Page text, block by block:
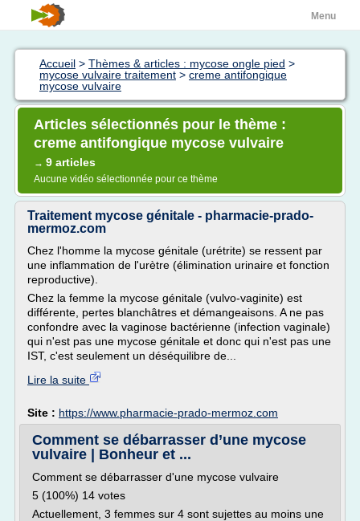
Menu
Accueil > Thèmes & articles : mycose ongle pied >
mycose vulvaire traitement > creme antifongique
mycose vulvaire
Articles sélectionnés pour le thème :
creme antifongique mycose vulvaire
→ 9 articles
Aucune vidéo sélectionnée pour ce thème
Traitement mycose génitale - pharmacie-prado-
mermoz.com
Chez l'homme la mycose génitale (urétrite) se ressent par
une inflammation de l'urètre (élimination urinaire et fonction
reproductive).
Chez la femme la mycose génitale (vulvo-vaginite) est
différente, pertes blanchâtres et démangeaisons. A ne pas
confondre avec la vaginose bactérienne (infection vaginale)
qui n'est pas une mycose génitale et donc qui n'est pas une
IST, c'est seulement un déséquilibre de...
Lire la suite
Site : https://www.pharmacie-prado-mermoz.com
Comment se débarrasser d’une mycose
vulvaire | Bonheur et ...
Comment se débarrasser d'une mycose vulvaire
5 (100%) 14 votes
Actuellement, 3 femmes sur 4 sont sujettes au moins une